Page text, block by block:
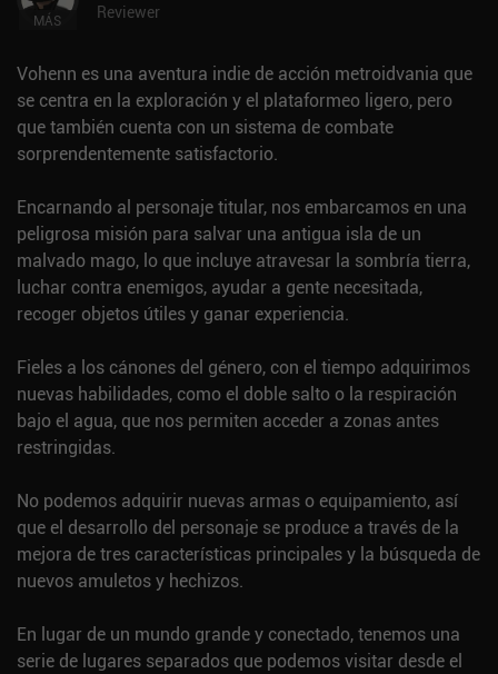
MÁS Reviewer
Vohenn es una aventura indie de acción metroidvania que
se centra en la exploración y el plataformeo ligero, pero
que también cuenta con un sistema de combate
sorprendentemente satisfactorio.
Encarnando al personaje titular, nos embarcamos en una
peligrosa misión para salvar una antigua isla de un
malvado mago, lo que incluye atravesar la sombría tierra,
luchar contra enemigos, ayudar a gente necesitada,
recoger objetos útiles y ganar experiencia.
Fieles a los cánones del género, con el tiempo adquirimos
nuevas habilidades, como el doble salto o la respiración
bajo el agua, que nos permiten acceder a zonas antes
restringidas.
No podemos adquirir nuevas armas o equipamiento, así
que el desarrollo del personaje se produce a través de la
mejora de tres características principales y la búsqueda de
nuevos amuletos y hechizos.
En lugar de un mundo grande y conectado, tenemos una
serie de lugares separados que podemos visitar desde el